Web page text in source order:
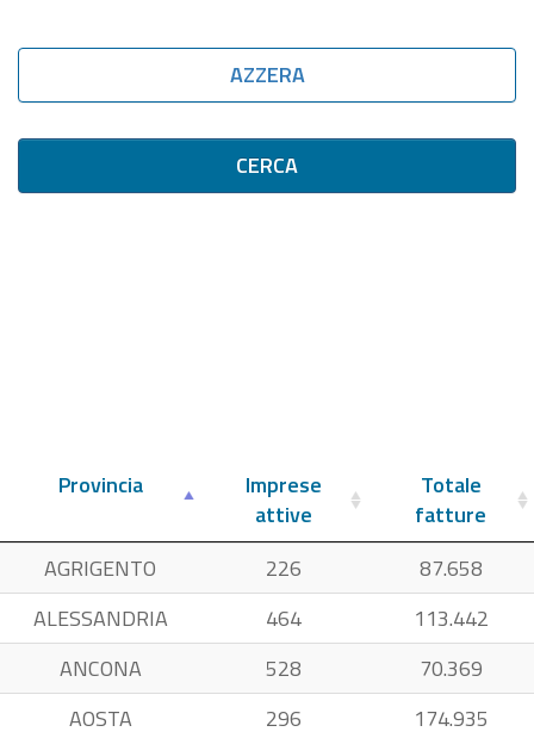
AZZERA
CERCA
Provincia
Imprese
attive
Totale
fatture
AGRIGENTO
226
87.658
ALESSANDRIA
464
113.442
ANCONA
528
70.369
AOSTA
296
174.935